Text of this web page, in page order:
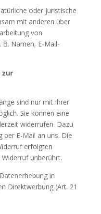
oder juristische
mit anderen über
von
Namen, E-Mail-
zur
sind nur mit Ihrer
Sie können eine
widerrufen. Dazu
E-Mail an uns. Die
erfolgten
unberührt.
in
Direktwerbung (Art. 21